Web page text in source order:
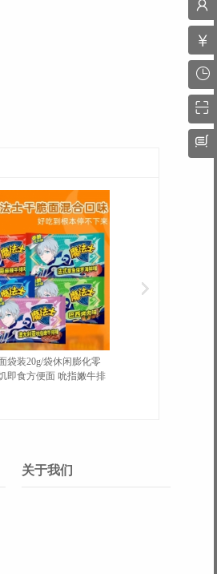
香蕉脆片水果干芭蕉干香脆可口
零食学生零食
关于我们